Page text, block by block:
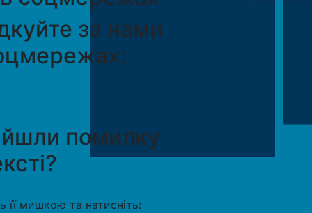
за нами
помилку
її мишкою та натисніть: